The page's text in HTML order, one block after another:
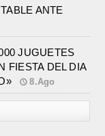
ANTE
JUGUETES
FIESTA DEL DIA
8.Ago